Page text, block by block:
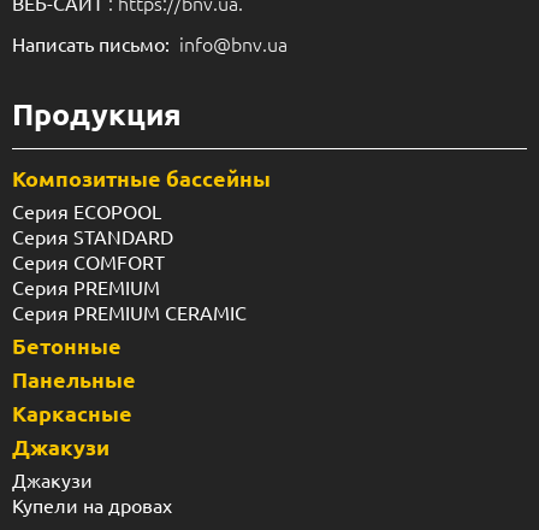
Написать письмо: info@bnv.ua
Продукция
Композитные бассейны
Серия ECOPOOL
Серия STANDARD
Серия COMFORT
Серия PREMIUM
Серия PREMIUM CERAMIC
Бетонные
Панельные
Каркасные
Джакузи
Джакузи
Купели на дровах